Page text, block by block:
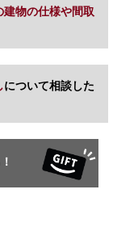
建物の仕様や間取
について相談した
！